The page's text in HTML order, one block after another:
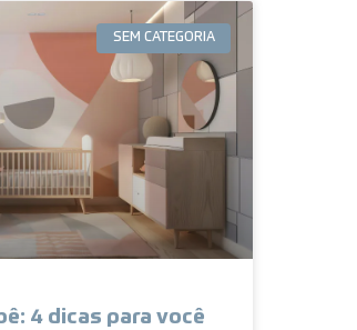
SEM CATEGORIA
4 dicas para você